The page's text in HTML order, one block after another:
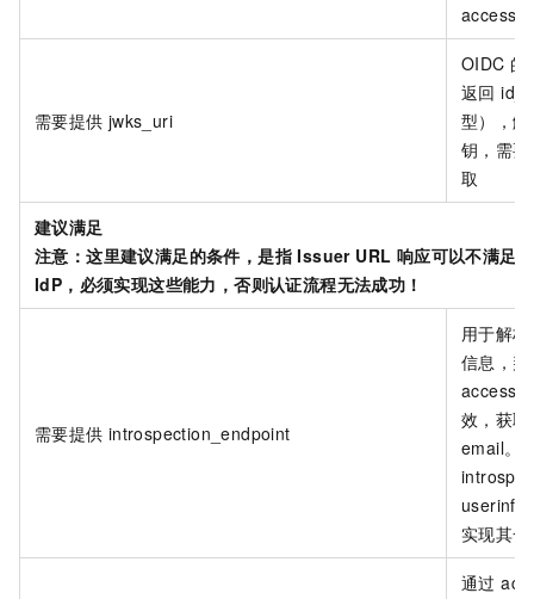
需要提供 jwks_uri
OIDC 的
返回
型），
钥，需
取
建议满足
注意：这里建议满足的条件，是指 Issuer URL 响应可以不满足
IdP，必须实现这些能力，否则认证流程无法成功！
需要提供 introspection_endpoint
用于解
信息，判
效，获
email。
实现其
通过